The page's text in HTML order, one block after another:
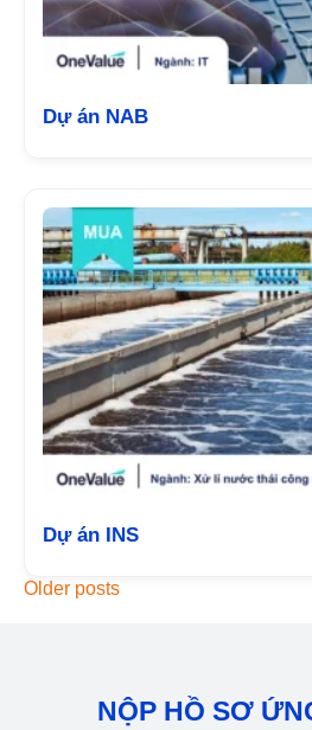
Dự án NAB
Dự án INS
Older posts
NỘP HỒ SƠ